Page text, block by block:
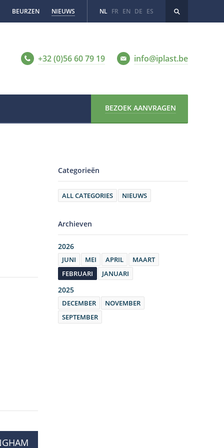
BEURZEN NIEUWS NL FR EN DE ES
+32 (0)56 60 79 19 info@iplast.be
BEZOEK AANVRAGEN
Categorieën
ALL CATEGORIES NIEUWS
Archieven
2026
JUNI MEI APRIL
MAART
FEBRUARI
JANUARI
2025
DECEMBER
NOVEMBER
SEPTEMBER